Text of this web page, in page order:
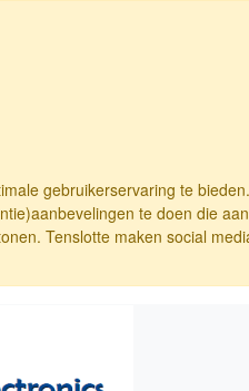
gebruikerservaring te
te doen die
Tenslotte maken social